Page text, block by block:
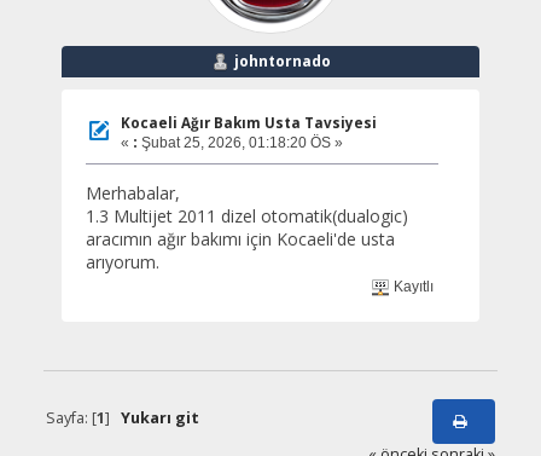
johntornado
Kocaeli Ağır Bakım Usta Tavsiyesi
« : Şubat 25, 2026, 01:18:20 ÖS »
Merhabalar,
1.3 Multijet 2011 dizel otomatik(dualogic)
aracımın ağır bakımı için Kocaeli'de usta
arıyorum.
Kayıtlı
Sayfa: [1]Yukarı git